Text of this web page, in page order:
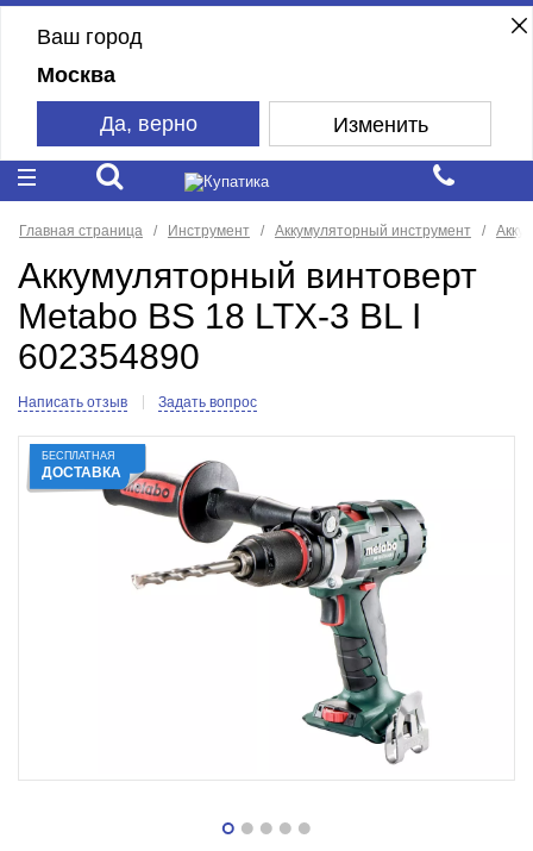
Ваш город
Москва
Да, верно Изменить
Главная страница Инструмент Аккумуляторный инструмент
Аккумуляторный винтоверт
Metabo BS 18 LTX-3 BL I
602354890
Написать отзыв Задать вопрос
БЕСПЛАТНАЯ
ДОСТАВКА